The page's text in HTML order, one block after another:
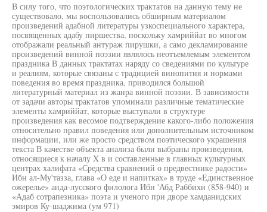
В силу того, что поэтологических трактатов на данную тему не
существовало, мы воспользовались обширным материалом
произведений адабной литературы узкоспециального характера,
посвященных адабу пиршества, поскольку хамриййат во многом
отображали реальный антураж пирушки, а само декламирование
произведений винной поэзии являлось неотъемлемым элементом
праздника В данных трактатах наряду со сведениями по культуре
и реалиям, которые связаны с традицией винопития и нормами
поведения во время праздника, приводился большой
литературный материал из жанра винной поэзии. В зависимости
от задачи авторы трактатов упоминали различные тематические
элементы хамриййат, которые выступали в структуре
произведения как весомое подтверждение какого-либо положения
относительно правил поведения или дополнительным источником
информации, или же просто средством поэтического украшения
текста В качестве объекта анализа были выбраны произведения,
относящиеся к началу X в и составленные в главных культурных
центрах халифата «Средства сравнений о предвестнике радости»
Ибн ал-Му'тазза, глава «О еде и напитках» в труде «Единственное
ожерелье» анда-лусского филолога Ибн 'Абд Раббихи (858-940) и
«Адаб сотрапезника» поэта и ученого при дворе хамданидских
эмиров Ку-шаджима (ум 971)